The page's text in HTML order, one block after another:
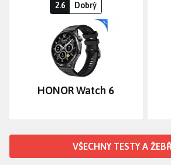
2.6 Dobrý
HONOR Watch 6
VŠECHNY TESTY A